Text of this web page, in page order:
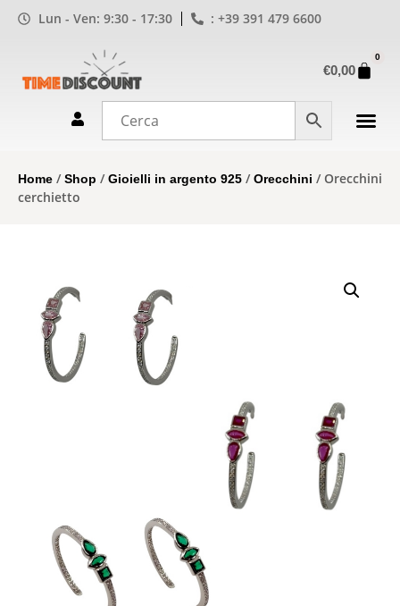
Lun - Ven: 9:30 - 17:30 : +39 391 479 6600
€0,00
0
Home /Shop /Gioielli in argento 925 /Orecchini / Orecchini
cerchietto